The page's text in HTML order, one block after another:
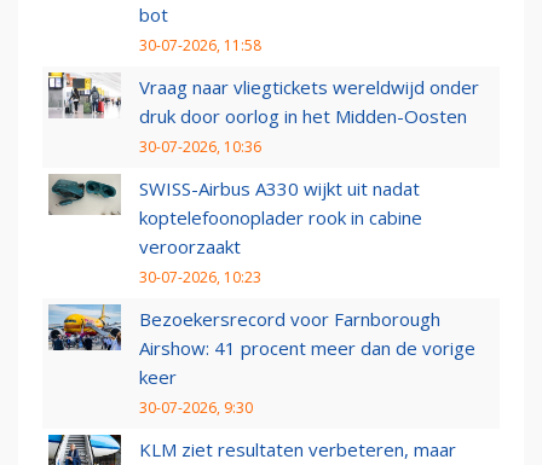
bot
30-07-2026, 11:58
Vraag naar vliegtickets wereldwijd onder
druk door oorlog in het Midden-Oosten
30-07-2026, 10:36
SWISS-Airbus A330 wijkt uit nadat
koptelefoonoplader rook in cabine
veroorzaakt
30-07-2026, 10:23
Bezoekersrecord voor Farnborough
Airshow: 41 procent meer dan de vorige
keer
30-07-2026, 9:30
KLM ziet resultaten verbeteren, maar